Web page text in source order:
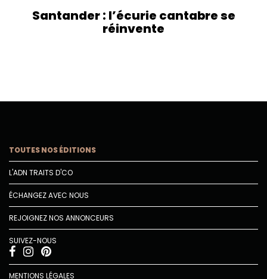
Santander : l’écurie cantabre se
réinvente
TOUTES NOS ÉDITIONS
L'ADN TRAITS D'CO
ÉCHANGEZ AVEC NOUS
REJOIGNEZ NOS ANNONCEURS
SUIVEZ-NOUS
MENTIONS LÉGALES